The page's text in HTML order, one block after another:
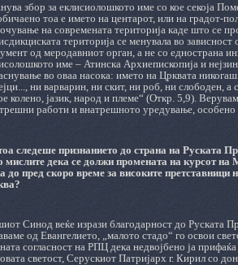
збор за еклисиолошкото име со кое секоја
тоа е името на центарот, или на градот-
на современата територија каде што се
територија се менувала во
од меродавниот орган, а не со еднострана
име – Атинска Архиепископија и
во оваа насока: името на Црквата
ни варварин, ни скит, ни роб, ни слободен,
колено, јазик, народ и племе“ (Откр. 5,9).
работи и внатрешното уредување, особено
следеше признанието до страна на Руската
мислите дека се должи промената на курсот
до пред скоро време за високите
Синод веќе изрази благодарност до Руската
од Евангелието, „малото стадо“ го освои
согласност на РПЦ дека недвојбено ја
светост, Серускиот Патријарх г. Кирил со